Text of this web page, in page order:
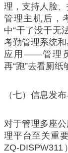
理，支持人脸
管理主机后，
中“干了没干无
考勤管理系统
应用——管理
再“跑”去看厕纸
（七）信息发
对于管理多座
理平台至关重
ZQ-